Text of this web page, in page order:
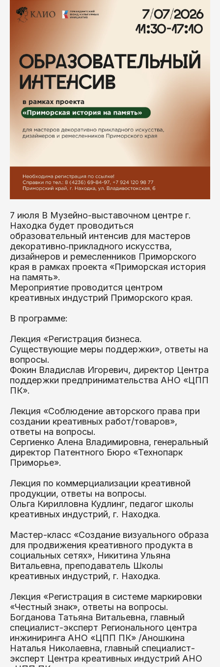
7 июля В Музейно-выставочном центре г.
Находка будет проводиться
образовательный интенсив для мастеров
декоративно‑прикладного искусства,
дизайнеров и ремесленников Приморского
края в рамках проекта «Приморская история
на память».
Мероприятие проводится центром
креативных индустрий Приморского края.
В программе:
Лекция «Регистрация бизнеса.
Существующие меры поддержки», ответы на
вопросы.
Фокин Владислав Игоревич, директор Центра
поддержки предпринимательства АНО «ЦПП
ПК».
Лекция «Соблюдение авторского права при
создании креативных работ/товаров»,
ответы на вопросы.
Сергиенко Алена Владимировна, генеральный
директор Патентного Бюро «Технопарк
Приморье».
Лекция по коммерциализации креативной
продукции, ответы на вопросы.
Ольга Кирилловна Кудлинг, педагог школы
креативных индустрий, г. Находка.
Мастер-класс «Создание визуального образа
для продвижения креативного продукта в
социальных сетях», Никитина Ульяна
Витальевна, преподаватель Школы
креативных индустрий, г. Находка.
Лекция «Регистрация в системе маркировки
«Честный знак», ответы на вопросы.
Богданова Татьяна Витальевна, главный
специалист-эксперт Регионального центра
инжиниринга АНО «ЦПП ПК» /Аношкина
Наталья Николаевна, главный специалист-
эксперт Центра креативных индустрий АНО